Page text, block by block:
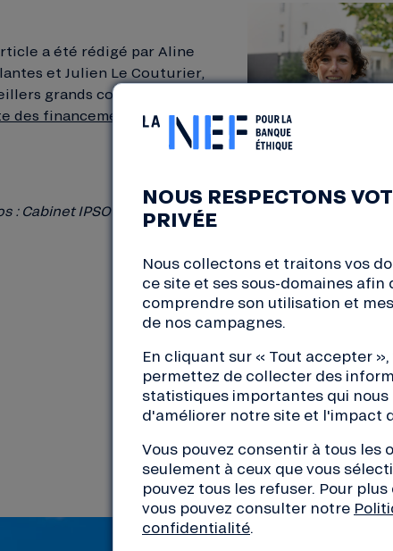
a été rédigé par Aline
et Julien Le Couturier,
grands comptes, pour
des financements 2023.
: Cabinet IPSO Santé – Louis Bontemps
Par
AUTRES
NOUS RESPECTONS
PRIVÉE
Nous collectons et traitons vos
ce site et ses sous-domaines afin
comprendre son utilisation et
de nos campagnes.
En cliquant sur « Tout accepter »,
permettez de collecter des
statistiques importantes qui
d'améliorer notre site et l'impact
Vous pouvez consentir à tous les
seulement à ceux que vous
pouvez tous les refuser. Pour
vous pouvez consulter notre
confidentialité